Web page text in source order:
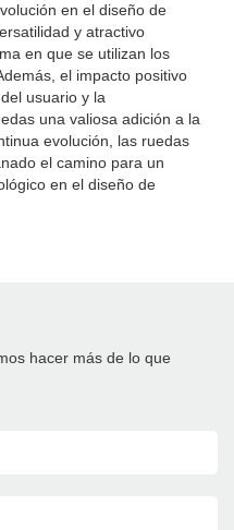
en el diseño de
y atractivo
en que se utilizan los
el impacto positivo
usuario y la
una valiosa adición a la
evolución, las ruedas
el camino para un
en el diseño de
hacer más de lo que